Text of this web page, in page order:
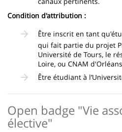
Condition d'attribution :
Être inscrit en tant
qui fait partie du projet
Université de Tours, le
Loire, ou CNAM
Être étudiant à
Open badge "Vie
élective"